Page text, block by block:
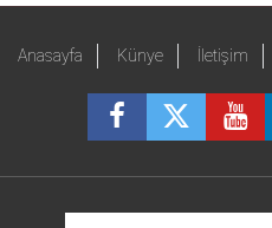
Anasayfa Künye İletişim